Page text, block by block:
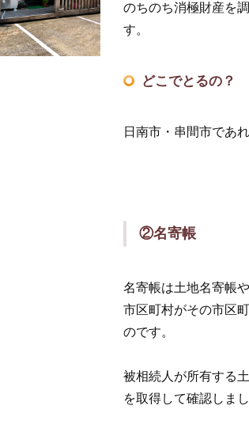
のちのち消極財産を
す。
どこでとるの？
日南市・串間市であ
②名寄帳
名寄帳は土地名寄帳
市区町村がその市区
のです。
被相続人が所有する
を取得して確認しまし